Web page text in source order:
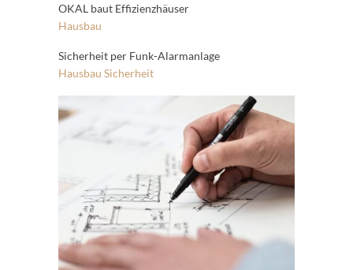
OKAL baut Effizienzhäuser
Hausbau
Sicherheit per Funk-Alarmanlage
Hausbau Sicherheit